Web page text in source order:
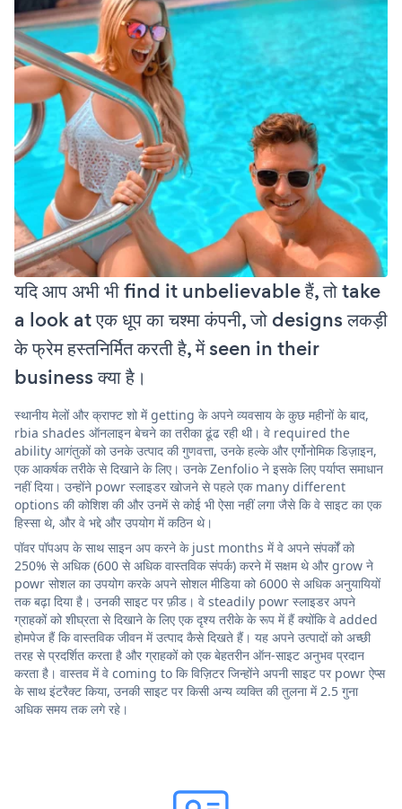
यदि आप अभी भी find it unbelievable हैं, तो take
a look at एक धूप का चश्मा कंपनी, जो designs लकड़ी
के फ्रेम हस्तनिर्मित करती है, में seen in their
business क्या है।
स्थानीय मेलों और क्राफ्ट शो में getting के अपने व्यवसाय के कुछ महीनों के बाद,
rbia shades ऑनलाइन बेचने का तरीका ढूंढ रही थी। वे required the
ability आगंतुकों को उनके उत्पाद की गुणवत्ता, उनके हल्के और एर्गोनोमिक डिज़ाइन,
एक आकर्षक तरीके से दिखाने के लिए। उनके Zenfolio ने इसके लिए पर्याप्त समाधान
नहीं दिया। उन्होंने powr स्लाइडर खोजने से पहले एक many different
options की कोशिश की और उनमें से कोई भी ऐसा नहीं लगा जैसे कि वे साइट का एक
हिस्सा थे, और वे भद्दे और उपयोग में कठिन थे।
पॉवर पॉपअप के साथ साइन अप करने के just months में वे अपने संपर्कों को
250% से अधिक (600 से अधिक वास्तविक संपर्क) करने में सक्षम थे और grow ने
powr सोशल का उपयोग करके अपने सोशल मीडिया को 6000 से अधिक अनुयायियों
तक बढ़ा दिया है। उनकी साइट पर फ़ीड। वे steadily powr स्लाइडर अपने
ग्राहकों को शीघ्रता से दिखाने के लिए एक दृश्य तरीके के रूप में हैं क्योंकि वे added
होमपेज हैं कि वास्तविक जीवन में उत्पाद कैसे दिखते हैं। यह अपने उत्पादों को अच्छी
तरह से प्रदर्शित करता है और ग्राहकों को एक बेहतरीन ऑन-साइट अनुभव प्रदान
करता है। वास्तव में वे coming to कि विज़िटर जिन्होंने अपनी साइट पर powr ऐप्स
के साथ इंटरैक्ट किया, उनकी साइट पर किसी अन्य व्यक्ति की तुलना में 2.5 गुना
अधिक समय तक लगे रहे।